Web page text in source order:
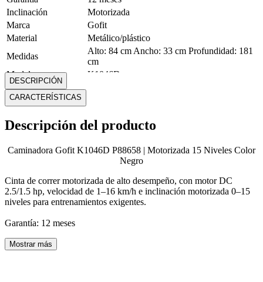
Inclinación
Motorizada
Marca
Gofit
Material
Metálico/plástico
Medidas
Alto: 84 cm Ancho: 33 cm Profundidad: 181
cm
Modelo
K1046D
Niveles
Peso
Tipo de pantalla
LCD
DESCRIPCIÓN
CARACTERÍSTICAS
Descripción del producto
Caminadora Gofit K1046D P88658 | Motorizada 15 Niveles Color
Negro
Cinta de correr motorizada de alto desempeño, con motor DC
2.5/1.5 hp, velocidad de 1–16 km/h e inclinación motorizada 0–15
niveles para entrenamientos exigentes.
Garantía: 12 meses
Mostrar más